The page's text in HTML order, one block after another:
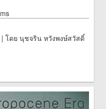
| โดย นุชจริน หวังพงษ์สวัสดิ์